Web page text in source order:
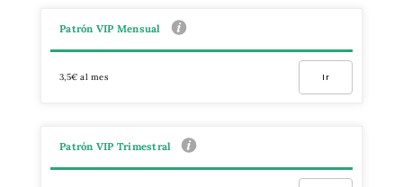
Patrón VIP Mensual
3,5€ al mes Ir
Patrón VIP Trimestral